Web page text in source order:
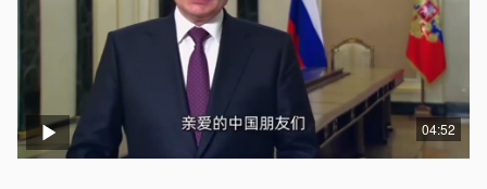
04:52